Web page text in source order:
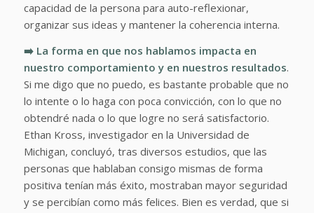
capacidad de la persona para auto-reflexionar,
organizar sus ideas y mantener la coherencia interna.
➡️ La forma en que nos hablamos impacta en
nuestro comportamiento y en nuestros resultados.
Si me digo que no puedo, es bastante probable que no
lo intente o lo haga con poca convicción, con lo que no
obtendré nada o lo que logre no será satisfactorio.
Ethan Kross, investigador en la Universidad de
Michigan, concluyó, tras diversos estudios, que las
personas que hablaban consigo mismas de forma
positiva tenían más éxito, mostraban mayor seguridad
y se percibían como más felices. Bien es verdad, que si